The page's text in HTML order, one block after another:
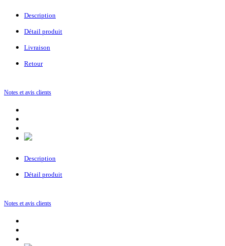
Description
Détail produit
Livraison
Retour
Notes et avis clients
Description
Détail produit
Notes et avis clients